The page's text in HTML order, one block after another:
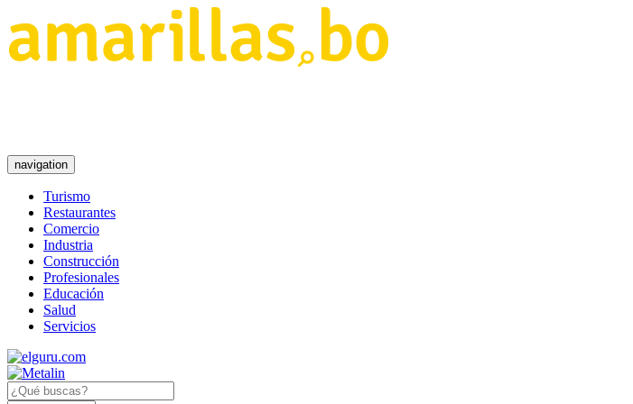
navigation
Turismo
Restaurantes
Comercio
Industria
Construcción
Profesionales
Educación
Salud
Servicios